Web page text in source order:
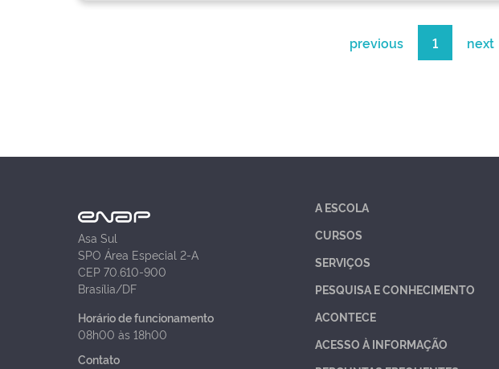
previous 1 next
Asa Sul
SPO Área Especial 2-A
CEP 70.610-900
Brasília/DF
Horário de funcionamento
08h00 às 18h00
Contato
A ESCOLA
CURSOS
SERVIÇOS
PESQUISA E CONHECIMENTO
ACONTECE
ACESSO À INFORMAÇÃO